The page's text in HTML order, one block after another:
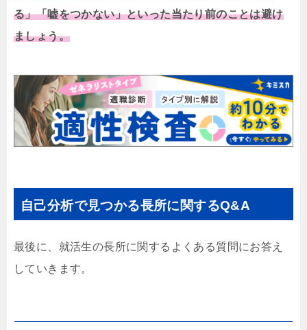
る」「嘘をつかない」といった当たり前のことは避け
ましょう。
自己分析で見つかる長所に関するQ&A
最後に、就活生の長所に関するよくある質問にお答え
していきます。